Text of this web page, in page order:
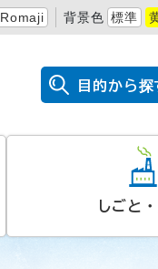
Romaji 背景色 標準
目的から探
しごと